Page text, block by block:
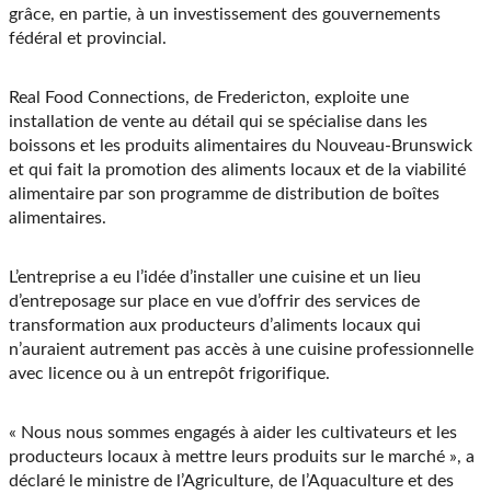
grâce, en partie, à un investissement des gouvernements
fédéral et provincial.
Real Food Connections, de Fredericton, exploite une
installation de vente au détail qui se spécialise dans les
boissons et les produits alimentaires du Nouveau-Brunswick
et qui fait la promotion des aliments locaux et de la viabilité
alimentaire par son programme de distribution de boîtes
alimentaires.
L’entreprise a eu l’idée d’installer une cuisine et un lieu
d’entreposage sur place en vue d’offrir des services de
transformation aux producteurs d’aliments locaux qui
n’auraient autrement pas accès à une cuisine professionnelle
avec licence ou à un entrepôt frigorifique.
« Nous nous sommes engagés à aider les cultivateurs et les
producteurs locaux à mettre leurs produits sur le marché », a
déclaré le ministre de l’Agriculture, de l’Aquaculture et des